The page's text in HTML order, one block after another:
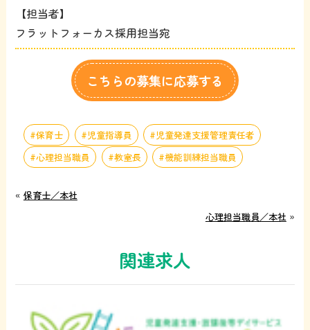
【担当者】
フラットフォーカス採用担当宛
こちらの募集に応募する
保育士 児童指導員
児童発達支援管理責任者
心理担当職員
教室長 機能訓練担当職員
« 保育士／本社
心理担当職員／本社 »
関連求人